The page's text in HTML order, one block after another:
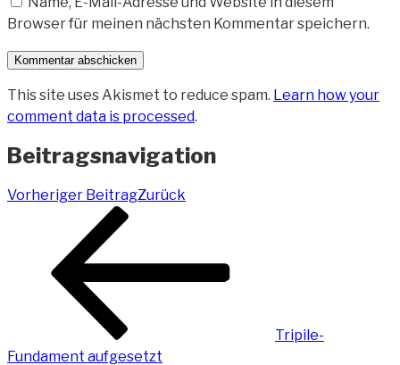
Browser für meinen nächsten Kommentar speichern.
This site uses Akismet to reduce spam. Learn how your
comment data is processed.
Beitragsnavigation
Vorheriger BeitragZurück
Tripile-
Fundament aufgesetzt